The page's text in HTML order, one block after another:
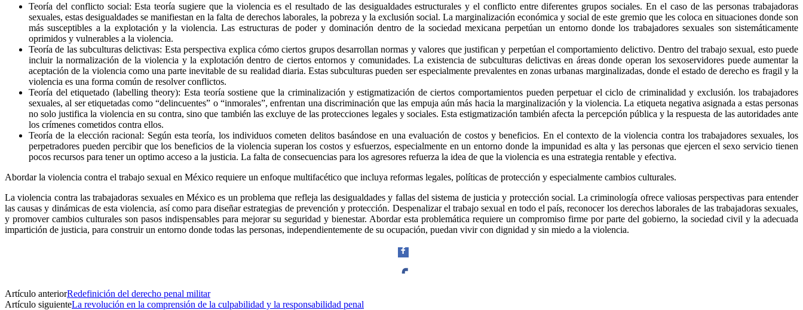
Linkedin
Teoría del conflicto social: Esta teoría sugiere que la violencia es el resultado de las desigualdades estructurales y el conflicto entre diferentes grupos sociales. En el caso de las personas trabajadoras
sexuales, estas desigualdades se manifiestan en la falta de derechos laborales, la pobreza y la exclusión social. La marginalización económica y social de este gremio que les coloca en situaciones donde son
más susceptibles a la explotación y la violencia. Las estructuras de poder y dominación dentro de la sociedad mexicana perpetúan un entorno donde los trabajadores sexuales son sistemáticamente
oprimidos y vulnerables a la violencia.
Teoría de las subculturas delictivas: Esta perspectiva explica cómo ciertos grupos desarrollan normas y valores que justifican y perpetúan el comportamiento delictivo. Dentro del trabajo sexual, esto puede
incluir la normalización de la violencia y la explotación dentro de ciertos entornos y comunidades. La existencia de subculturas delictivas en áreas donde operan los sexoservidores puede aumentar la
aceptación de la violencia como una parte inevitable de su realidad diaria. Estas subculturas pueden ser especialmente prevalentes en zonas urbanas marginalizadas, donde el estado de derecho es fragil y la
violencia es una forma común de resolver conflictos.
Teoría del etiquetado (labelling theory): Esta teoría sostiene que la criminalización y estigmatización de ciertos comportamientos pueden perpetuar el ciclo de criminalidad y exclusión. los trabajadores
sexuales, al ser etiquetadas como “delincuentes” o “inmorales”, enfrentan una discriminación que las empuja aún más hacia la marginalización y la violencia. La etiqueta negativa asignada a estas personas
no solo justifica la violencia en su contra, sino que también las excluye de las protecciones legales y sociales. Esta estigmatización también afecta la percepción pública y la respuesta de las autoridades ante
los crímenes cometidos contra ellos.
Teoría de la elección racional: Según esta teoría, los individuos cometen delitos basándose en una evaluación de costos y beneficios. En el contexto de la violencia contra los trabajadores sexuales, los
perpetradores pueden percibir que los beneficios de la violencia superan los costos y esfuerzos, especialmente en un entorno donde la impunidad es alta y las personas que ejercen el sexo servicio tienen
pocos recursos para tener un optimo acceso a la justicia. La falta de consecuencias para los agresores refuerza la idea de que la violencia es una estrategia rentable y efectiva.
Abordar la violencia contra el trabajo sexual en México requiere un enfoque multifacético que incluya reformas legales, políticas de protección y especialmente cambios culturales.
La violencia contra las trabajadoras sexuales en México es un problema que refleja las desigualdades y fallas del sistema de justicia y protección social. La criminología ofrece valiosas perspectivas para entender
las causas y dinámicas de esta violencia, así como para diseñar estrategias de prevención y protección. Despenalizar el trabajo sexual en todo el país, reconocer los derechos laborales de las trabajadoras sexuales,
y promover cambios culturales son pasos indispensables para mejorar su seguridad y bienestar. Abordar esta problemática requiere un compromiso firme por parte del gobierno, la sociedad civil y la adecuada
impartición de justicia, para construir un entorno donde todas las personas, independientemente de su ocupación, puedan vivir con dignidad y sin miedo a la violencia.
Artículo anteriorRedefinición del derecho penal militar
Artículo siguienteLa revolución en la comprensión de la culpabilidad y la responsabilidad penal